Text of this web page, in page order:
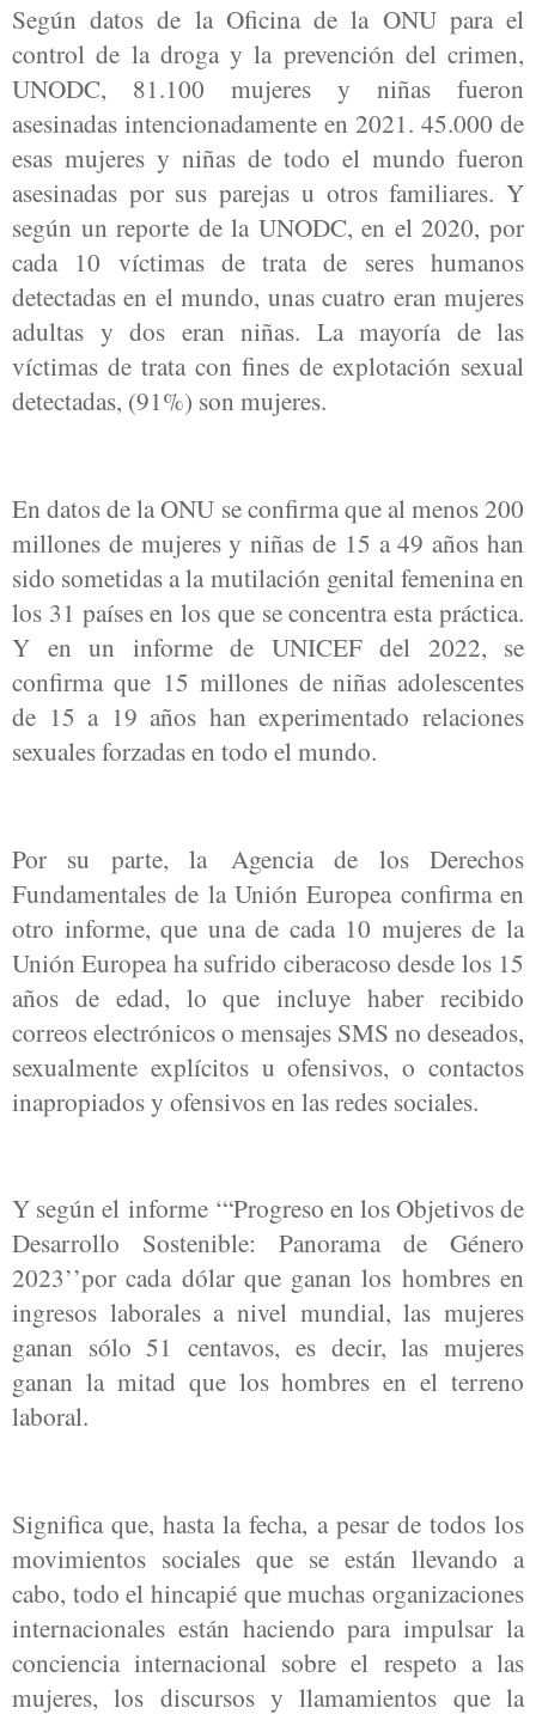
Según datos de la Oficina de la ONU para el
control de la droga y la prevención del crimen,
UNODC, 81.100 mujeres y niñas fueron
asesinadas intencionadamente en 2021. 45.000 de
esas mujeres y niñas de todo el mundo fueron
asesinadas por sus parejas u otros familiares. Y
según un reporte de la UNODC, en el 2020, por
cada 10 víctimas de trata de seres humanos
detectadas en el mundo, unas cuatro eran mujeres
adultas y dos eran niñas. La mayoría de las
víctimas de trata con fines de explotación sexual
detectadas, (91%) son mujeres.
En datos de la ONU se confirma que al menos 200
millones de mujeres y niñas de 15 a 49 años han
sido sometidas a la mutilación genital femenina en
los 31 países en los que se concentra esta práctica.
Y en un informe de UNICEF del 2022, se
confirma que 15 millones de niñas adolescentes
de 15 a 19 años han experimentado relaciones
sexuales forzadas en todo el mundo.
Por su parte, la Agencia de los Derechos
Fundamentales de la Unión Europea confirma en
otro informe, que una de cada 10 mujeres de la
Unión Europea ha sufrido ciberacoso desde los 15
años de edad, lo que incluye haber recibido
correos electrónicos o mensajes SMS no deseados,
sexualmente explícitos u ofensivos, o contactos
inapropiados y ofensivos en las redes sociales.
Y según el informe ‘“Progreso en los Objetivos de
Desarrollo Sostenible: Panorama de Género
2023’’por cada dólar que ganan los hombres en
ingresos laborales a nivel mundial, las mujeres
ganan sólo 51 centavos, es decir, las mujeres
ganan la mitad que los hombres en el terreno
laboral.
Significa que, hasta la fecha, a pesar de todos los
movimientos sociales que se están llevando a
cabo, todo el hincapié que muchas organizaciones
internacionales están haciendo para impulsar la
conciencia internacional sobre el respeto a las
mujeres, los discursos y llamamientos que la